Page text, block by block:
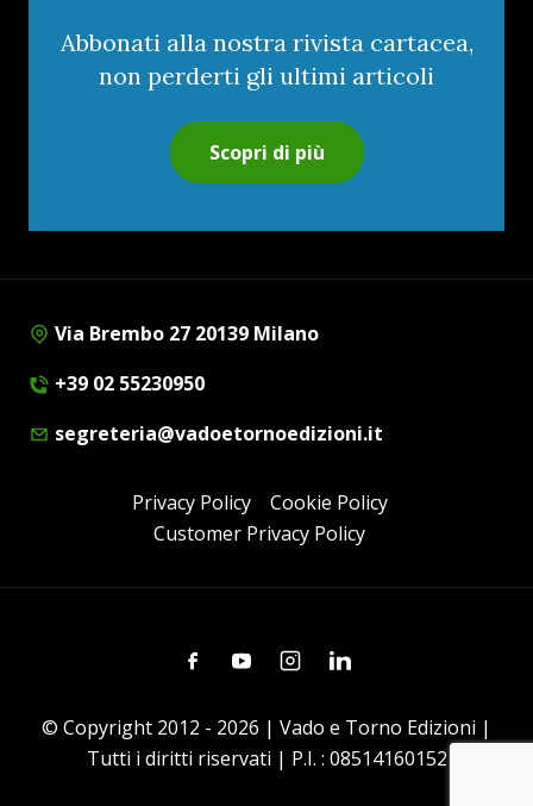
Abbonati alla nostra rivista cartacea,
non perderti gli ultimi articoli
Scopri di più
Via Brembo 27 20139 Milano
+39 02 55230950
segreteria@vadoetornoedizioni.it
Privacy Policy
Cookie Policy
Customer Privacy Policy
FacebookYoutubeInstagramLinkedin
© Copyright 2012 - 2026 | Vado e Torno Edizioni |
Tutti i diritti riservati | P.I. : 08514160152